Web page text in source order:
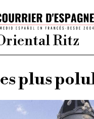
Ritz
plus